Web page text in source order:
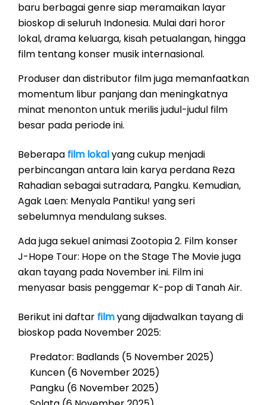
baru berbagai genre siap meramaikan layar
bioskop di seluruh Indonesia. Mulai dari horor
lokal, drama keluarga, kisah petualangan, hingga
film tentang konser musik internasional.
Produser dan distributor film juga memanfaatkan
momentum libur panjang dan meningkatnya
minat menonton untuk merilis judul-judul film
besar pada periode ini.
Beberapa film lokalyang cukup menjadi
perbincangan antara lain karya perdana Reza
Rahadian sebagai sutradara, Pangku. Kemudian,
Agak Laen: Menyala Pantiku! yang seri
sebelumnya mendulang sukses.
Ada juga sekuel animasi Zootopia 2. Film konser
J-Hope Tour: Hope on the Stage The Movie juga
akan tayang pada November ini. Film ini
menyasar basis penggemar K-pop di Tanah Air.
Berikut ini daftar filmyang dijadwalkan tayang di
bioskop pada November 2025:
Predator: Badlands (5 November 2025)
Kuncen (6 November 2025)
Pangku (6 November 2025)